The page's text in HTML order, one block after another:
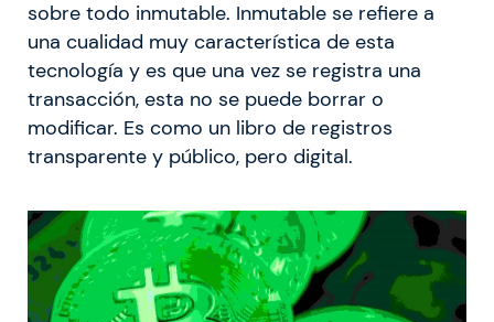
sobre todo inmutable. Inmutable se refiere a
una cualidad muy característica de esta
tecnología y es que una vez se registra una
transacción, esta no se puede borrar o
modificar. Es como un libro de registros
transparente y público, pero digital.